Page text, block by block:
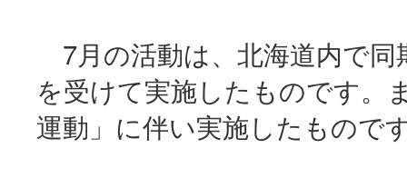
7月の活動は、北海道内で
を受けて実施したものです。
運動」に伴い実施したもので